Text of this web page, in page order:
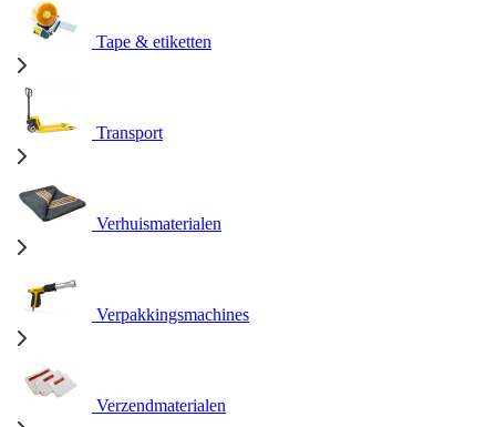
Tape & etiketten
Transport
Verhuismaterialen
Verpakkingsmachines
Verzendmaterialen